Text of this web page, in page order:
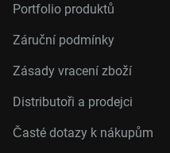
Portfolio produktů
Záruční podmínky
Zásady vracení zboží
Distributoři a prodejci
Časté dotazy k nákupům